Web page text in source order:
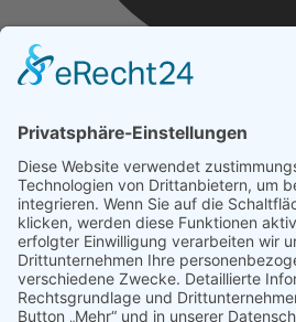
Impressum